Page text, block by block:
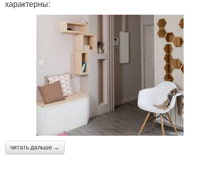
характерны:
читать дальше →